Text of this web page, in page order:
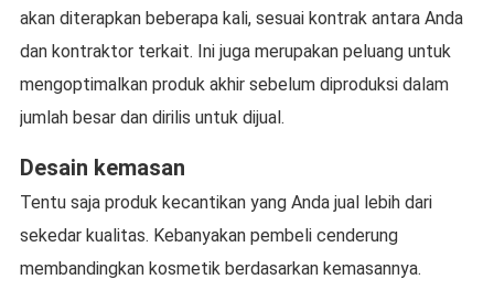
akan diterapkan beberapa kali, sesuai kontrak antara Anda
dan kontraktor terkait. Ini juga merupakan peluang untuk
mengoptimalkan produk akhir sebelum diproduksi dalam
jumlah besar dan dirilis untuk dijual.
Desain kemasan
Tentu saja produk kecantikan yang Anda jual lebih dari
sekedar kualitas. Kebanyakan pembeli cenderung
membandingkan kosmetik berdasarkan kemasannya.